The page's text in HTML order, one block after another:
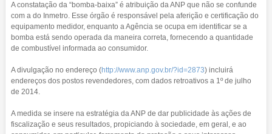
A constatação da “bomba-baixa” é atribuição da ANP que não se confunde
com a do Inmetro. Esse órgão é responsável pela aferição e certificação do
equipamento medidor, enquanto a Agência se ocupa em identificar se a
bomba está sendo operada da maneira correta, fornecendo a quantidade
de combustível informada ao consumidor.
A divulgação no endereço (http://www.anp.gov.br/?id=2873) incluirá
endereços dos postos revendedores, com dados retroativos a 1º de julho
de 2014.
A medida se insere na estratégia da ANP de dar publicidade às ações de
fiscalização e seus resultados, propiciando à sociedade, em geral, e ao